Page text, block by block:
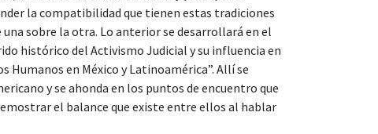
la compatibilidad que tienen estas tradiciones
sobre la otra. Lo anterior se desarrollará en el
histórico del Activismo Judicial y su influencia en
en México y Latinoamérica”. Allí se
y se ahonda en los puntos de encuentro que
el balance que existe entre ellos al hablar